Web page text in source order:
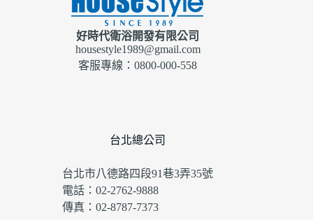
好時代衛浴開發有限公司
housestyle1989@gmail.com
客服專線：0800-000-558
台北總公司
台北市八德路四段91巷3弄35號
電話：02-2762-9888
傳真：02-8787-7373